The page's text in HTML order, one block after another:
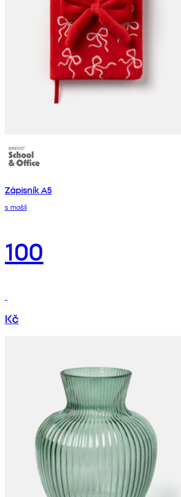
Zápisník A5
s mašlí
100
Kč